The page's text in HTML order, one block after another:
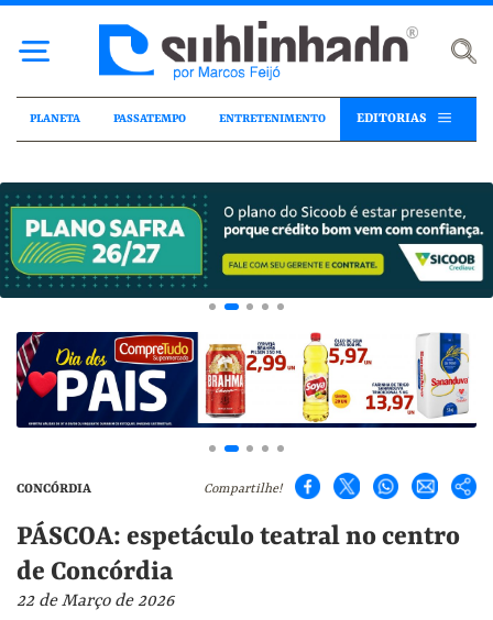
PLANETA PASSATEMPO ENTRETENIMENTO EDITORIAS
CONCÓRDIA Compartilhe!
PÁSCOA: espetáculo teatral no centro
de Concórdia
22 de Março de 2026